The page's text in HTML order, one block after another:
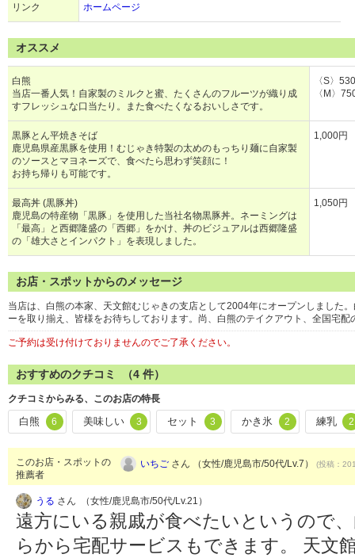
リンク ホームページ
オススメ
白熊
当店一番人気！自家製のミルクと蜜、たくさんのフルーツが織り成
すフレッシュな口当たり。また食べたくなるおいしさです。
〈S〉
〈M〉
黒豚とん平焼きそば
鹿児島県産黒豚を使用！むじゃき特製の太めのもっちり麺に自家製
のソースとマヨネーズで、食べたら思わず笑顔に！
お持ち帰りも可能です。
1,000円
最高丼 (黒豚丼)
鹿児島の特産物「黒豚」を使用した当社名物黒豚丼。ネーミングは
「最高」と西郷隆盛の「西郷」をかけ、丼のビジュアルは西郷隆盛
の「雄大さとインパクト」を表現しました。
1,050円
お店・スポットからのメッセージ
当店は、白熊の本家、天文館むじゃきの支店として2004年にオープンしました
ーを取り揃え、皆様をお待ちしております。尚、白熊のテイクアウト、全国宅
ご予約は受け付けておりませんのでご了承ください。
おすすめのクチコミ （4 件）
クチコミからみる、このお店の特長
白熊 6 美味しい 3 セット 3 かき氷 2 練乳 2
このお店・スポットの
推薦者
いちご さん （女性/鹿児島市/50代/Lv.7） (投稿：
うる さん （女性/鹿児島市/50代/Lv.21）
遠方にいる親戚が食べたいというので
らから宅配サービスもできます。 天